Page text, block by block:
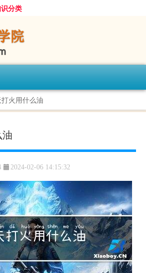
分类
火用什么油
2024-02-06 14:15:32